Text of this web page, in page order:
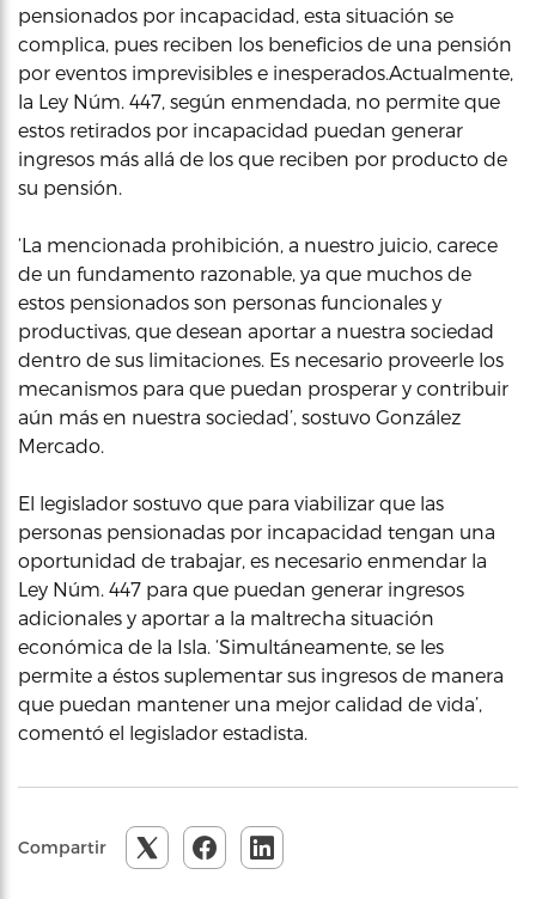
pensionados por incapacidad, esta situación se
complica, pues reciben los beneficios de una pensión
por eventos imprevisibles e inesperados.Actualmente,
la Ley Núm. 447, según enmendada, no permite que
estos retirados por incapacidad puedan generar
ingresos más allá de los que reciben por producto de
su pensión.
‘La mencionada prohibición, a nuestro juicio, carece
de un fundamento razonable, ya que muchos de
estos pensionados son personas funcionales y
productivas, que desean aportar a nuestra sociedad
dentro de sus limitaciones. Es necesario proveerle los
mecanismos para que puedan prosperar y contribuir
aún más en nuestra sociedad’, sostuvo González
Mercado.
El legislador sostuvo que para viabilizar que las
personas pensionadas por incapacidad tengan una
oportunidad de trabajar, es necesario enmendar la
Ley Núm. 447 para que puedan generar ingresos
adicionales y aportar a la maltrecha situación
económica de la Isla. ‘Simultáneamente, se les
permite a éstos suplementar sus ingresos de manera
que puedan mantener una mejor calidad de vida’,
comentó el legislador estadista.
Compartir